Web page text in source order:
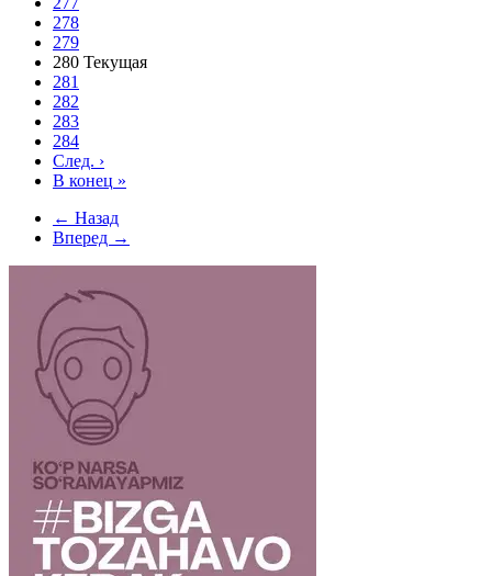
278
279
280 Текущая
281
282
283
284
След. ›
В конец »
← Назад
Вперед →